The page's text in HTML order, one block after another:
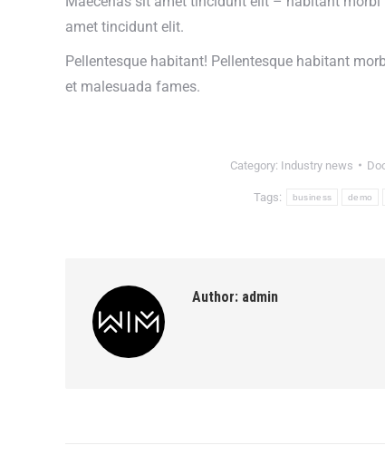
amet tincidunt elit.
Pellentesque habitant! Pellentesque habitant
et malesuada fames.
Category: Industry news
Tags: business demo
Author: admin